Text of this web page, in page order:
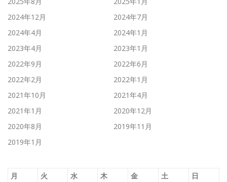
2024年12月
2024年7月
2024年4月
2024年1月
2023年4月
2023年1月
2022年9月
2022年6月
2022年2月
2022年1月
2021年10月
2021年4月
2021年1月
2020年12月
2020年8月
2019年11月
2019年1月
月 火 水 木 金 土 日